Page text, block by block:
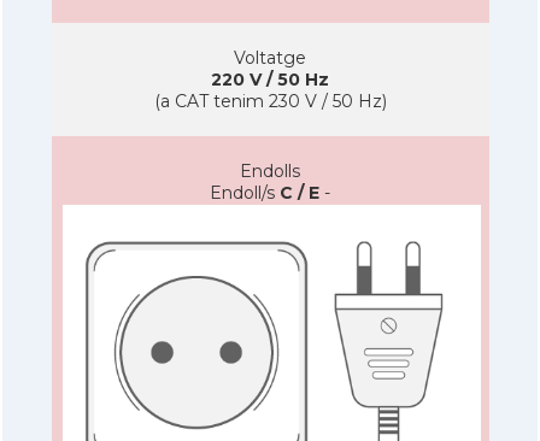
Voltatge
220 V / 50 Hz
(a CAT tenim 230 V / 50 Hz)
Endolls
Endoll/s C / E -